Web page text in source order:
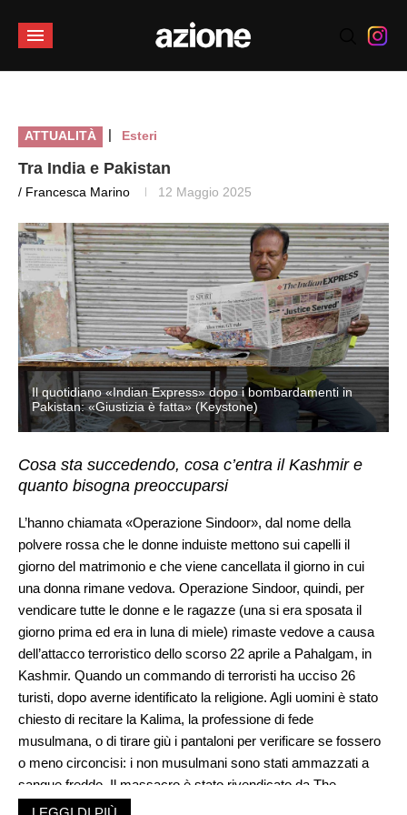
ATTUALITÀ | Esteri
Tra India e Pakistan
/ Francesca Marino 12 Maggio 2025
Il quotidiano «Indian Express» dopo i bombardamenti in
Pakistan: «Giustizia è fatta» (Keystone)
Cosa sta succedendo, cosa c’entra il Kashmir e
quanto bisogna preoccuparsi
L’hanno chiamata «Operazione Sindoor», dal nome della
polvere rossa che le donne induiste mettono sui capelli il
giorno del matrimonio e che viene cancellata il giorno in cui
una donna rimane vedova. Operazione Sindoor, quindi, per
vendicare tutte le donne e le ragazze (una si era sposata il
giorno prima ed era in luna di miele) rimaste vedove a causa
dell’attacco terroristico dello scorso 22 aprile a Pahalgam, in
Kashmir. Quando un commando di terroristi ha ucciso 26
turisti, dopo averne identificato la religione. Agli uomini è stato
chiesto di recitare la Kalima, la professione di fede
musulmana, o di tirare giù i pantaloni per verificare se fossero
o meno circoncisi: i non musulmani sono stati ammazzati a
sangue freddo. Il massacro è stato rivendicato da The
Resistance Front, un gruppo-facciata della ben nota